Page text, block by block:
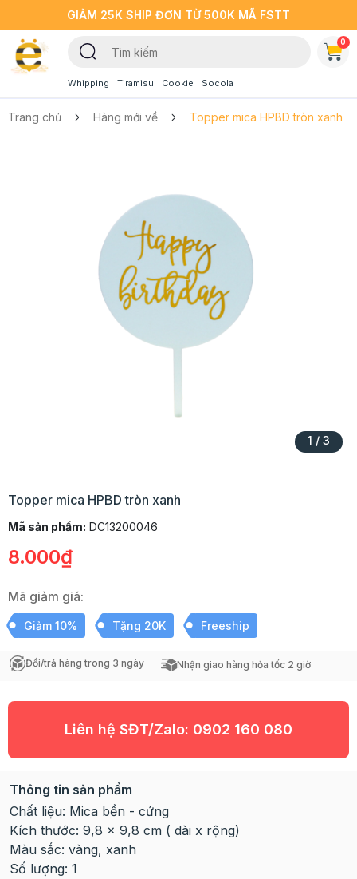
GIẢM 25K SHIP ĐƠN TỪ 500K MÃ FSTT
Whipping Tiramisu Cookie Socola
0
Trang chủ Hàng mới về Topper mica HPBD tròn xanh
1 / 3
Topper mica HPBD tròn xanh
Mã sản phẩm: DC13200046
8.000₫
Mã giảm giá:
Giảm 10% Tặng 20K Freeship
Đổi/trả hàng trong 3 ngày Nhận giao hàng hỏa tốc 2 giờ
Liên hệ SĐT/Zalo: 0902 160 080
Thông tin sản phẩm
Chất liệu: Mica bền - cứng
Kích thước: 9,8 x 9,8 cm ( dài x rộng)
Màu sắc: vàng, xanh
Số lượng: 1